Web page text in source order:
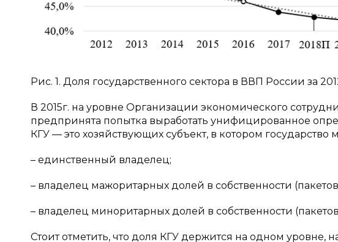
Рис. 1. Доля государственного сектора в ВВП России за
В 2015г. на уровне Организации экономического
предпринята попытка выработать унифицированное
КГУ — это хозяйствующих субъект, в котором государство
– единственный владелец;
– владелец мажоритарных долей в собственности
– владелец миноритарных долей в собственности
Стоит отметить, что доля КГУ держится на одном уровне,